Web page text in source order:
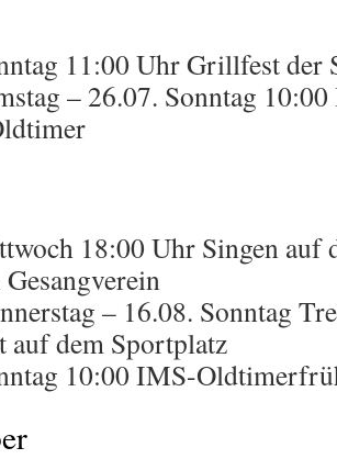
11:00 Uhr Grillfest der
– 26.07. Sonntag
18:00 Uhr Singen auf
– 16.08. Sonntag
auf dem Sportplatz
10:00 IMS-